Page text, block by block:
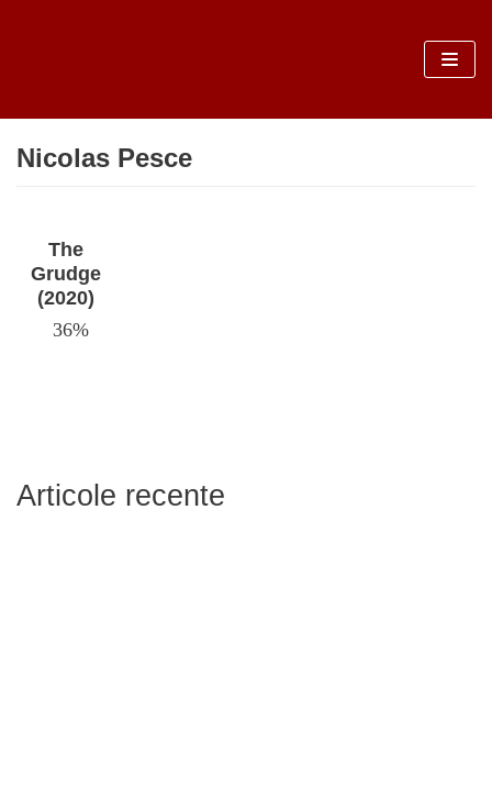
conținut
Nicolas Pesce
The
Grudge
(2020)
36%
Articole recente